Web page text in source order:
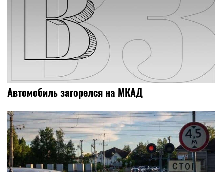
Автомобиль загорелся на МКАД